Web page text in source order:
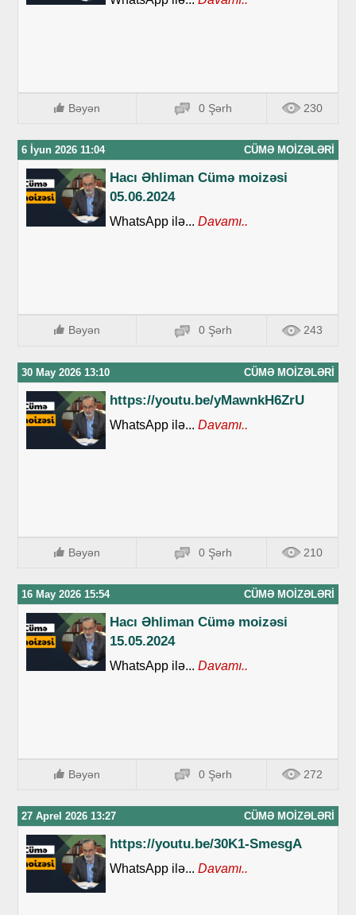
Bəyən 0 Şərh 230
6 İyun 2026 11:04 CÜMƏ MOIZƏLƏRI
Hacı Əhliman Cümə moizəsi
05.06.2024
WhatsApp ilə... Davamı..
Bəyən 0 Şərh 243
30 May 2026 13:10 CÜMƏ MOIZƏLƏRI
https://youtu.be/yMawnkH6ZrU
WhatsApp ilə... Davamı..
Bəyən 0 Şərh 210
16 May 2026 15:54 CÜMƏ MOIZƏLƏRI
Hacı Əhliman Cümə moizəsi
15.05.2024
WhatsApp ilə... Davamı..
Bəyən 0 Şərh 272
27 Aprel 2026 13:27 CÜMƏ MOIZƏLƏRI
https://youtu.be/30K1-SmesgA
WhatsApp ilə... Davamı..